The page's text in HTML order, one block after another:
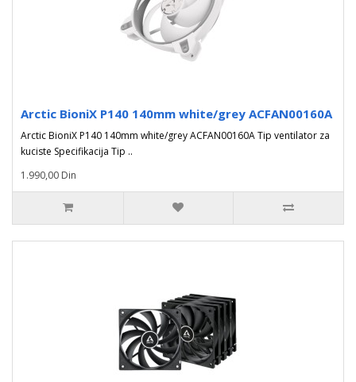
Arctic BioniX P140 140mm white/grey ACFAN00160A
Arctic BioniX P140 140mm white/grey ACFAN00160A Tip ventilator za
kuciste Specifikacija Tip ..
1.990,00 Din